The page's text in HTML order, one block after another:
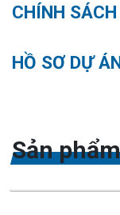
CHÍNH
HỒ SƠ DỰ
Sản